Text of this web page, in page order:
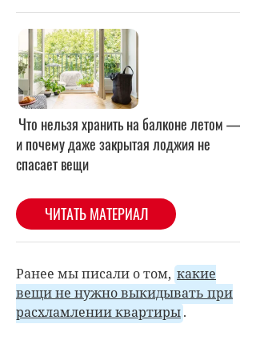
Ранее мы писали о том, какие
вещи не нужно выкидывать при
расхламлении квартиры.